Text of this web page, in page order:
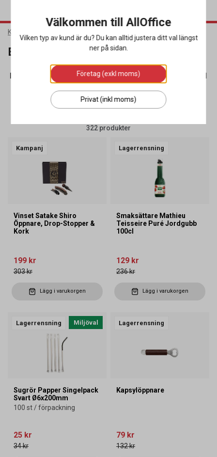
Kök & Servering
Barutrustning
Barinredning Barredskap(88) Drinkmixers &
SORTERA FILTRERA
322 produkter
Kampanj
Vinset Satake Shiro
Öppnare, Drop-Stopper &
Kork
199 kr
303 kr
Lägg i varukorgen
Lagerrensning
Smaksättare Mathieu
Teisseire Puré Jordgubb
100cl
129 kr
236 kr
Lägg i varukorgen
Lagerrensning Miljöval
Sugrör Papper Singelpack
Svart Ø6x200mm
100 st / förpackning
25 kr
34 kr
Lagerrensning
Kapsylöppnare
79 kr
132 kr
Välkommen till AllOffice
Vilken typ av kund är du? Du kan alltid justera ditt val längst
ner på sidan.
Företag (exkl moms)
Privat (inkl moms)